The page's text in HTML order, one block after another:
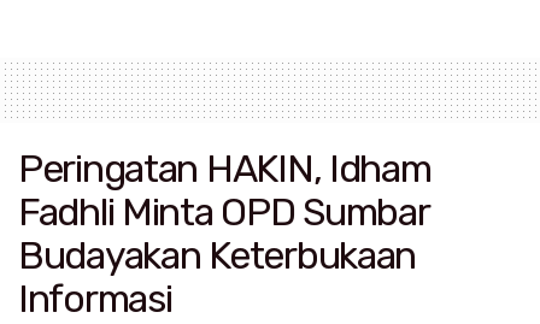
Peringatan HAKIN, Idham
Fadhli Minta OPD Sumbar
Budayakan Keterbukaan
Informasi